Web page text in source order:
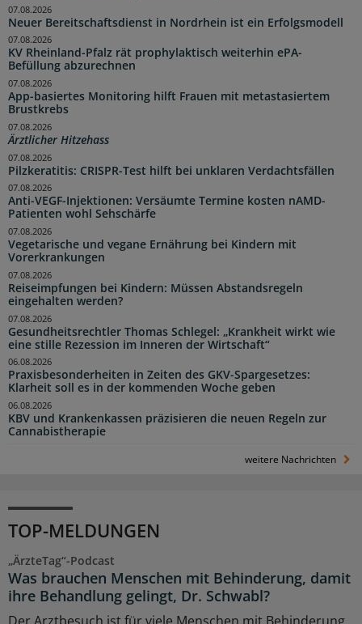
Neuer Bereitschaftsdienst in Nordrhein ist ein Erfolgsmodell
07.08.2026
KV Rheinland-Pfalz rät prophylaktisch weiterhin ePA-
Befüllung abzurechnen
07.08.2026
App-basiertes Monitoring hilft Frauen mit metastasiertem
Brustkrebs
07.08.2026
Ärztlicher Hitzehass
07.08.2026
Pilzkeratitis: CRISPR-Test hilft bei unklaren Verdachtsfällen
07.08.2026
Anti-VEGF-Injektionen: Versäumte Termine kosten nAMD-
Patienten wohl Sehschärfe
07.08.2026
Vegetarische und vegane Ernährung bei Kindern mit
Vorerkrankungen
07.08.2026
Reiseimpfungen bei Kindern: Müssen Abstandsregeln
eingehalten werden?
07.08.2026
Gesundheitsrechtler Thomas Schlegel: „Krankheit wirkt wie
eine stille Rezession im Inneren der Wirtschaft“
07.08.2026
Praxisbesonderheiten in Zeiten des GKV-Spargesetzes:
Klarheit soll es in der kommenden Woche geben
06.08.2026
KBV und Krankenkassen präzisieren die neuen Regeln zur
Cannabistherapie
06.08.2026
weitere Nachrichten
TOP-MELDUNGEN
„ÄrzteTag“-Podcast
Was brauchen Menschen mit Behinderung, damit
ihre Behandlung gelingt, Dr. Schwabl?